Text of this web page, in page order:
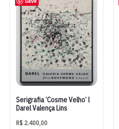
Serigrafia ‘Cosme Velho’ l
Darel Valença Lins
R$ 2.400,00